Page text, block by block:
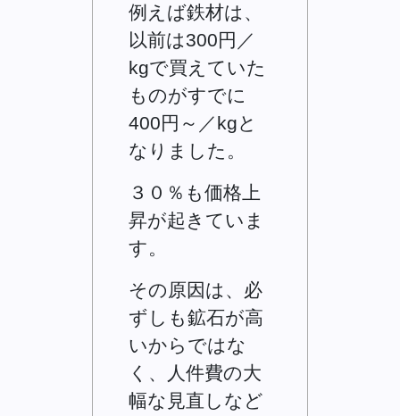
例えば鉄材は、
以前は300円／
kgで買えていた
ものがすでに
400円～／kgと
なりました。
３０％も価格上
昇が起きていま
す。
その原因は、必
ずしも鉱石が高
いからではな
く、人件費の大
幅な見直しなど